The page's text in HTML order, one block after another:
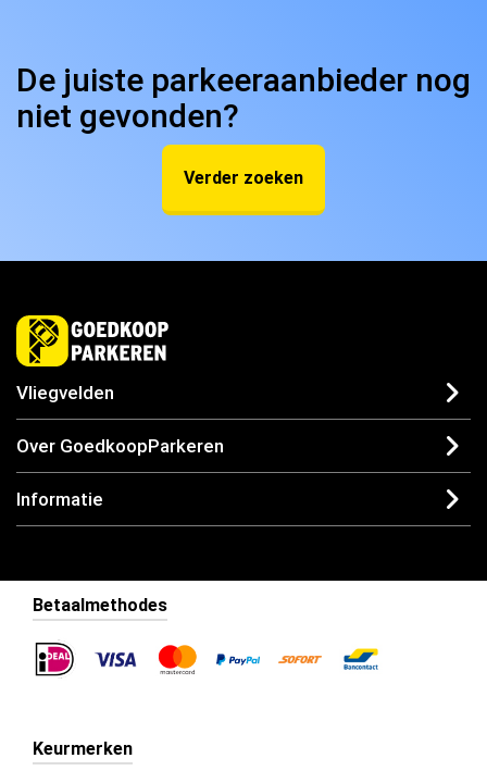
De juiste parkeeraanbieder nog
niet gevonden?
Verder zoeken
Vliegvelden
Over GoedkoopParkeren
Informatie
Betaalmethodes
Keurmerken